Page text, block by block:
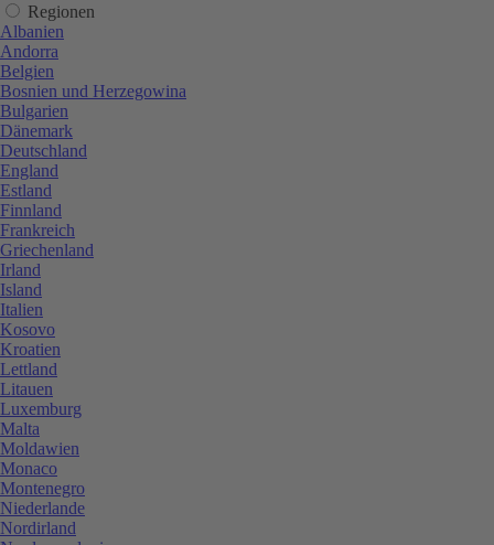
Regionen
Albanien
Andorra
Belgien
Bosnien und Herzegowina
Bulgarien
Dänemark
Deutschland
England
Estland
Finnland
Frankreich
Griechenland
Irland
Island
Italien
Kosovo
Kroatien
Lettland
Litauen
Luxemburg
Malta
Moldawien
Monaco
Montenegro
Niederlande
Nordirland